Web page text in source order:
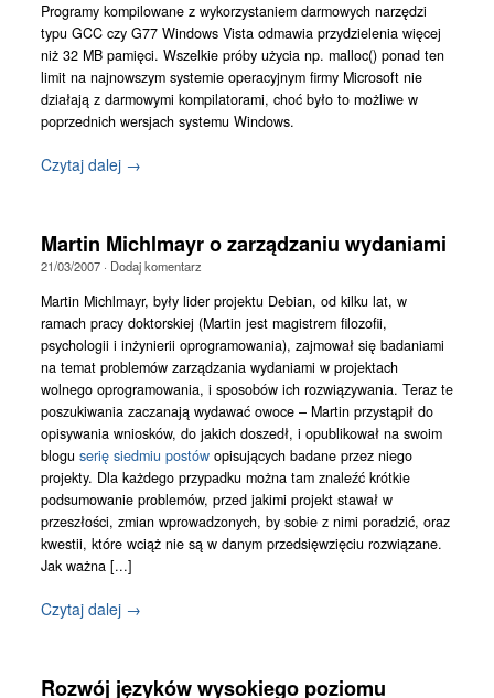
Programy kompilowane z wykorzystaniem darmowych narzędzi
typu GCC czy G77 Windows Vista odmawia przydzielenia więcej
niż 32 MB pamięci. Wszelkie próby użycia np. malloc() ponad ten
limit na najnowszym systemie operacyjnym firmy Microsoft nie
działają z darmowymi kompilatorami, choć było to możliwe w
poprzednich wersjach systemu Windows.
Czytaj dalej →
Martin Michlmayr o zarządzaniu wydaniami
21/03/2007· Dodaj komentarz
Martin Michlmayr, były lider projektu Debian, od kilku lat, w
ramach pracy doktorskiej (Martin jest magistrem filozofii,
psychologii i inżynierii oprogramowania), zajmował się badaniami
na temat problemów zarządzania wydaniami w projektach
wolnego oprogramowania, i sposobów ich rozwiązywania. Teraz te
poszukiwania zaczanają wydawać owoce – Martin przystąpił do
opisywania wniosków, do jakich doszedł, i opublikował na swoim
blogu serię siedmiu postówopisujących badane przez niego
projekty. Dla każdego przypadku można tam znaleźć krótkie
podsumowanie problemów, przed jakimi projekt stawał w
przeszłości, zmian wprowadzonych, by sobie z nimi poradzić, oraz
kwestii, które wciąż nie są w danym przedsięwzięciu rozwiązane.
Jak ważna [...]
Czytaj dalej →
Rozwój języków wysokiego poziomu